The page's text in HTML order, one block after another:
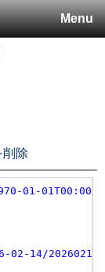
Menu
削除
01-
02-14/20260213